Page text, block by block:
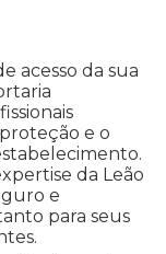
acesso da sua
e o
da Leão
e
para seus